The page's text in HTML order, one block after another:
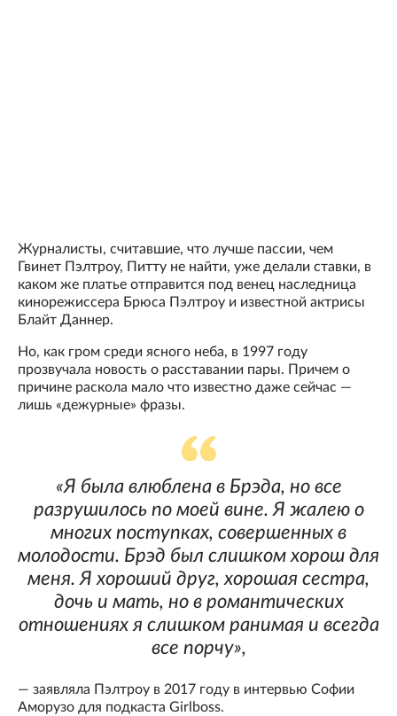
Журналисты, считавшие, что лучше пассии, чем
Гвинет Пэлтроу, Питту не найти, уже делали ставки, в
каком же платье отправится под венец наследница
кинорежиссера Брюса Пэлтроу и известной актрисы
Блайт Даннер.
Но, как гром среди ясного неба, в 1997 году
прозвучала новость о расставании пары. Причем о
причине раскола мало что известно даже сейчас —
лишь «дежурные» фразы.
«Я была влюблена в Брэда, но все
разрушилось по моей вине. Я жалею о
многих поступках, совершенных в
молодости. Брэд был слишком хорош для
меня. Я хороший друг, хорошая сестра,
дочь и мать, но в романтических
отношениях я слишком ранимая и всегда
все порчу»,
— заявляла Пэлтроу в 2017 году в интервью Софии
Аморузо для подкаста Girlboss.